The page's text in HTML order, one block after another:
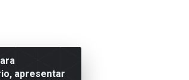
apresentar